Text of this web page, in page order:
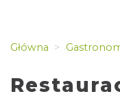
Główna